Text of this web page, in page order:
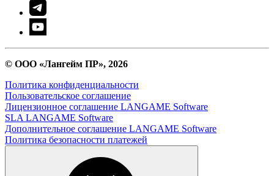
© ООО «Лангейм ПР», 2026
Политика конфиденциальности
Пользовательское соглашение
Лицензионное соглашение LANGAME Software
SLA LANGAME Software
Дополнительное соглашение LANGAME Software
Политика безопасности платежей